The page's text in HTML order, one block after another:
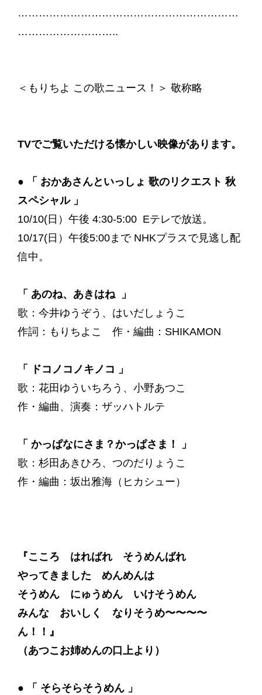
………………………………………………………
………………………..
＜もりちよ この歌ニュース！＞ 敬称略
TVでご覧いただける懐かしい映像があります。
●
「 おかあさんといっしょ 歌のリクエスト 秋
スペシャル 」
10/10(日）午後 4:30-5:00 Eテレで放送。
10/17(日）午後5:00まで NHKプラスで見逃し配
信中。
「 あのね、あきはね 」
歌：今井ゆうぞう、はいだしょうこ
作詞：もりちよこ 作・編曲：SHIKAMON
「 ドコノコノキノコ 」
歌：花田ゆういちろう、小野あつこ
作・編曲、演奏：ザッハトルテ
「 かっぱなにさま？かっぱさま！ 」
歌：杉田あきひろ、つのだりょうこ
作・編曲：坂出雅海（ヒカシュー）
『こころ はればれ そうめんばれ
やってきました めんめんは
そうめん にゅうめん いけそうめん
みんな おいしく なりそうめ〜〜〜〜
ん！！』
（あつこお姉めんの口上より）
●
「 そらそらそうめん 」